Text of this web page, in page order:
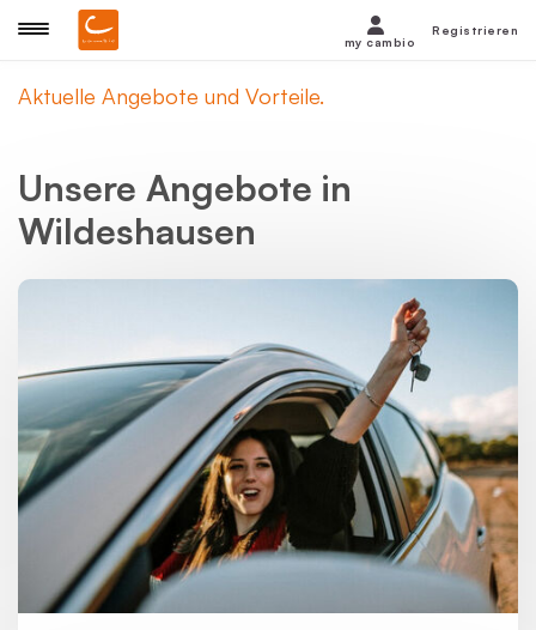
Aktuelle Angebote und Vorteile.
Unsere Angebote in
Wildeshausen
my cambio
Registrieren